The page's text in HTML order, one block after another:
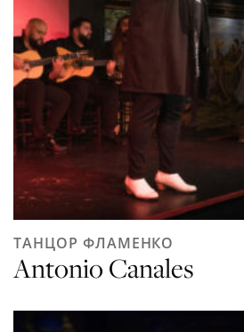
ТАНЦОР ФЛАМЕНКО
Antonio Canales